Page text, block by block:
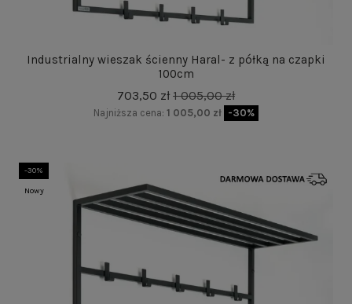
Industrialny wieszak ścienny Haral- z półką na czapki
100cm
703,50 zł 1 005,00 zł
Najniższa cena: 1 005,00 zł -30%
-30%
Nowy